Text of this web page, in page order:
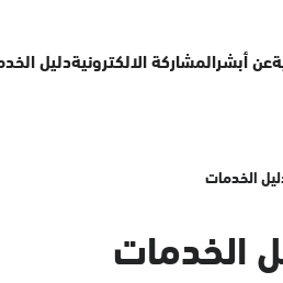
عن أبشرالمشاركة الالكترونيةدليل
الخدمات
الخدمات